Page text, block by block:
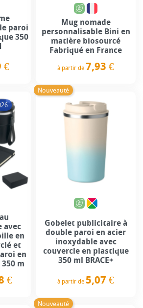
paroi
350
€
Mug nomade
personnalisable Bini en
matière biosourcé
Fabriqué en France
à partir de 7,93 €
avec
en
et
en
m
€
Nouveauté
Gobelet publicitaire à
double paroi en acier
inoxydable avec
couvercle en plastique
350 ml BRACE+
à partir de 5,07 €
Nouveauté